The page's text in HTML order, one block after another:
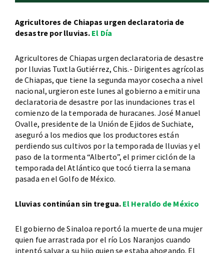
Agricultores de Chiapas urgen declaratoria de
desastre por lluvias. El Día
Agricultores de Chiapas urgen declaratoria de desastre
por lluvias Tuxtla Gutiérrez, Chis.- Dirigentes agrícolas
de Chiapas, que tiene la segunda mayor cosecha a nivel
nacional, urgieron este lunes al gobierno a emitir una
declaratoria de desastre por las inundaciones tras el
comienzo de la temporada de huracanes. José Manuel
Ovalle, presidente de la Unión de Ejidos de Suchiate,
aseguró a los medios que los productores están
perdiendo sus cultivos por la temporada de lluvias y el
paso de la tormenta “Alberto”, el primer ciclón de la
temporada del Atlántico que tocó tierra la semana
pasada en el Golfo de México.
Lluvias continúan sin tregua. El Heraldo de México
El gobierno de Sinaloa reportó la muerte de una mujer
quien fue arrastrada por el río Los Naranjos cuando
intentó salvar a su hijo quien se estaba ahogando. El